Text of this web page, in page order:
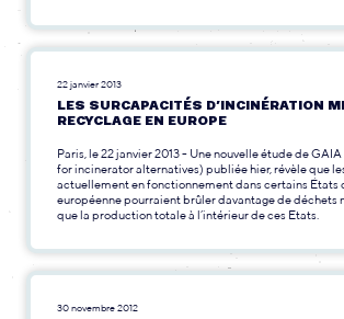
22 janvier 2013
LES SURCAPACITÉS D’INCINÉRATION
RECYCLAGE EN EUROPE
Paris, le 22 janvier 2013 - Une nouvelle étude de
for incinerator alternatives) publiée hier, révèle que
actuellement en fonctionnement dans certains États
européenne pourraient brûler davantage de déchets
que la production totale à l’intérieur de ces Etats.
30 novembre 2012